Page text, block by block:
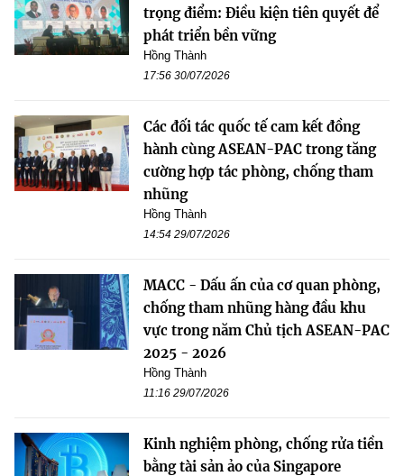
trọng điểm: Điều kiện tiên quyết để
phát triển bền vững
Hồng Thành
17:56 30/07/2026
Các đối tác quốc tế cam kết đồng
hành cùng ASEAN-PAC trong tăng
cường hợp tác phòng, chống tham
nhũng
Hồng Thành
14:54 29/07/2026
MACC - Dấu ấn của cơ quan phòng,
chống tham nhũng hàng đầu khu
vực trong năm Chủ tịch ASEAN-PAC
2025 - 2026
Hồng Thành
11:16 29/07/2026
Kinh nghiệm phòng, chống rửa tiền
bằng tài sản ảo của Singapore